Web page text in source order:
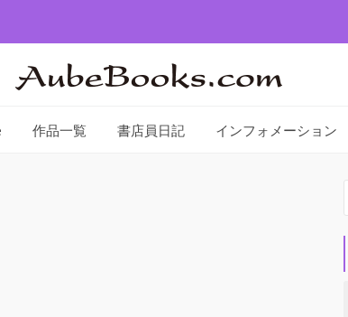
作品一覧 書店員日記 インフォメーション